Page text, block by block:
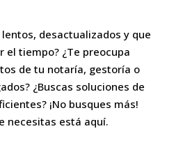
desactualizados y que
el tiempo? ¿Te preocupa
de tu notaría, gestoría o
¿Buscas soluciones de
¡No busques más!
necesitas está aquí.